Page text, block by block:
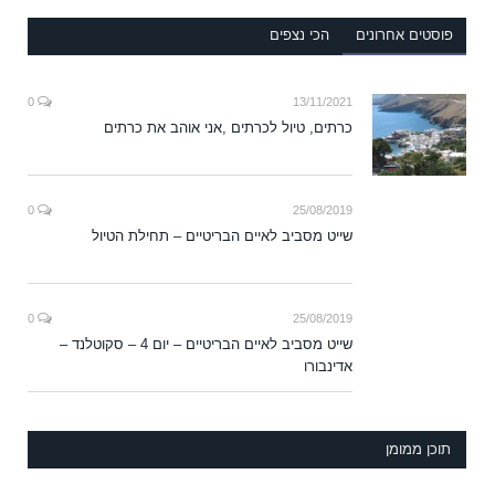
פוסטים אחרונים הכי נצפים
13/11/2021
כרתים, טיול לכרתים ,אני אוהב את כרתים
25/08/2019
שייט מסביב לאיים הבריטיים – תחילת הטיול
25/08/2019
שייט מסביב לאיים הבריטיים – יום 4 – סקוטלנד –
אדינבורו
תוכן ממומן